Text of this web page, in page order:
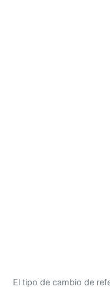
El tipo de cambio de